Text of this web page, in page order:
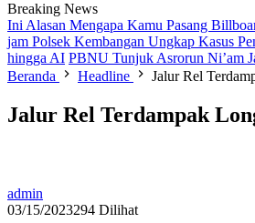
Breaking News
Ini Alasan Mengapa Kamu Pasang
jam Polsek Kembangan Ungkap Kasus
hingga AI PBNU Tunjuk Asrorun Ni’am
Beranda
Headline Jalur Rel
Jalur Rel Terdampak
admin
03/15/2023294 Dilihat